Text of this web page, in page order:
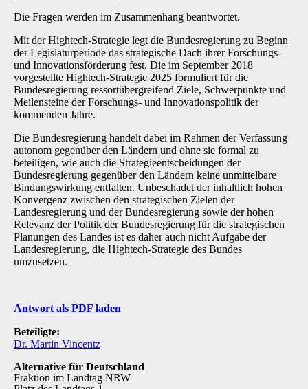
Die Fragen werden im Zusammenhang beantwortet.
Mit der Hightech-Strategie legt die Bundesregierung zu Beginn
der Legislaturperiode das strategische Dach ihrer Forschungs-
und Innovationsförderung fest. Die im September 2018
vorgestellte Hightech-Strategie 2025 formuliert für die
Bundesregierung ressortübergreifend Ziele, Schwerpunkte und
Meilensteine der Forschungs- und Innovationspolitik der
kommenden Jahre.
Die Bundesregierung handelt dabei im Rahmen der Verfassung
autonom gegenüber den Ländern und ohne sie formal zu
beteiligen, wie auch die Strategieentscheidungen der
Bundesregierung gegenüber den Ländern keine unmittelbare
Bindungswirkung entfalten. Unbeschadet der inhaltlich hohen
Konvergenz zwischen den strategischen Zielen der
Landesregierung und der Bundesregierung sowie der hohen
Relevanz der Politik der Bundesregierung für die strategischen
Planungen des Landes ist es daher auch nicht Aufgabe der
Landesregierung, die Hightech-Strategie des Bundes
umzusetzen.
Antwort als PDF laden
Beteiligte:
Dr. Martin Vincentz
Alternative für Deutschland
Fraktion im Landtag NRW